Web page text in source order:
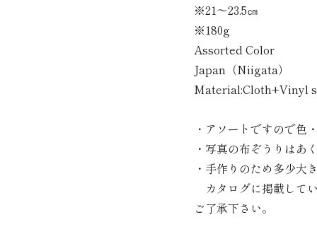
※21～23.5㎝
※180g
Assorted Color
Japan（Niigata）
Material:Cloth+Vinyl
・アソートですので色
・写真の布ぞうりはあ
・手作りのため多少大
カタログに掲載して
ご了承下さい。